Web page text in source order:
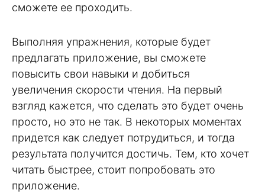
сможете ее проходить.
Выполняя упражнения, которые будет
предлагать приложение, вы сможете
повысить свои навыки и добиться
увеличения скорости чтения. На первый
взгляд кажется, что сделать это будет очень
просто, но это не так. В некоторых моментах
придется как следует потрудиться, и тогда
результата получится достичь. Тем, кто хочет
читать быстрее, стоит попробовать это
приложение.